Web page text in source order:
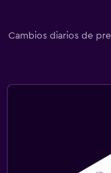
Cambios diarios de